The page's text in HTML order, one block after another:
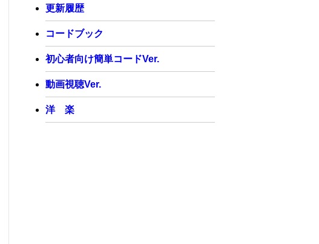
更新履歴
コードブック
初心者向け簡単コードVer.
動画視聴Ver.
洋 楽